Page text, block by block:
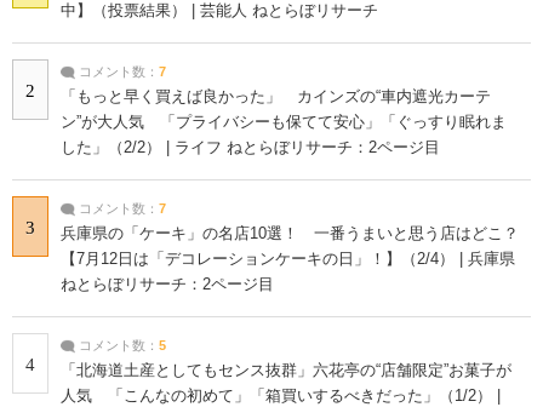
中】（投票結果） | 芸能人 ねとらぼリサーチ
2
コメント数： 7
「もっと早く買えば良かった」 カインズの“車内遮光カーテ
ン”が大人気 「プライバシーも保てて安心」「ぐっすり眠れま
した」（2/2） | ライフ ねとらぼリサーチ：2ページ目
3
コメント数： 7
兵庫県の「ケーキ」の名店10選！ 一番うまいと思う店はどこ？
【7月12日は「デコレーションケーキの日」！】（2/4） | 兵庫県
ねとらぼリサーチ：2ページ目
4
コメント数： 5
「北海道土産としてもセンス抜群」六花亭の“店舗限定”お菓子が
人気 「こんなの初めて」「箱買いするべきだった」（1/2） |